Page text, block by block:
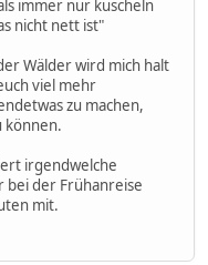
immer nur kuscheln
nicht nett ist"
Wälder wird mich halt
viel mehr
zu machen,
können.
irgendwelche
bei der Frühanreise
mit.